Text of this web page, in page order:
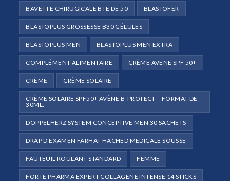
BAVETTE CHIRUGICALE BTE DE 50 BLASTOFER
BLASTOPLUS GROSSESSE B30 GÉLULES
BLASTOPLUS MEN BLASTOPLUS MEN EXTRA
COMPLÉMENT ALIMENTAIRE CRÈME AVENE SPF 50+
CRÈME CRÈME SOLAIRE
CRÈME SOLAIRE SPF50+ AVÈNE B-PROTECT – FORMAT DE
30ML.
DOPPELHERZ SYSTEM CONCEPTIVE MEN 30 SACHETS
DRAP D EXAMEN FARHAT HACHED MEDICALE SOUSSE
FAUTEUIL ROULANT STANDARD FEMME
FORTE PHARMA EXPERT COLLAGENE INTENSE 14 STICKS